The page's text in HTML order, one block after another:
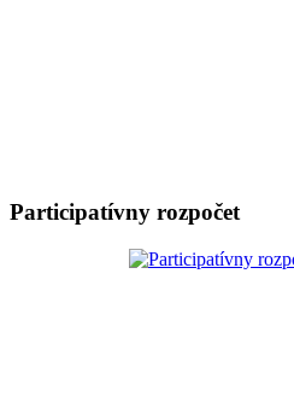
Participatívny rozpočet